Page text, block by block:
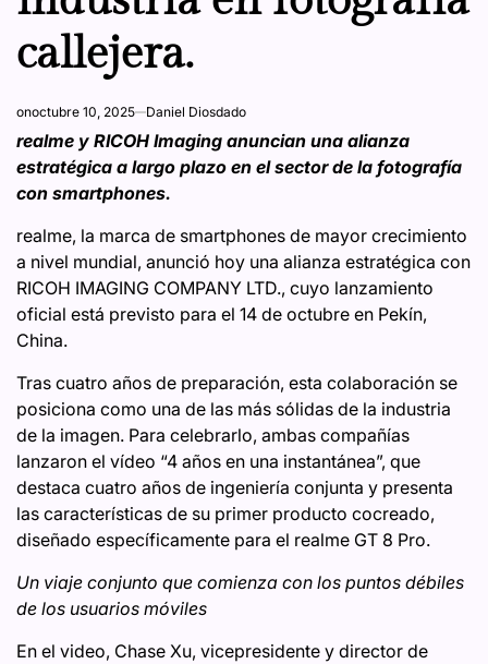
callejera.
onoctubre 10, 2025 Daniel Diosdado
realme y RICOH Imaging anuncian una alianza
estratégica a largo plazo en el sector de la fotografía
con smartphones.
realme, la marca de smartphones de mayor crecimiento
a nivel mundial, anunció hoy una alianza estratégica con
RICOH IMAGING COMPANY LTD., cuyo lanzamiento
oficial está previsto para el 14 de octubre en Pekín,
China.
Tras cuatro años de preparación, esta colaboración se
posiciona como una de las más sólidas de la industria
de la imagen. Para celebrarlo, ambas compañías
lanzaron el vídeo “4 años en una instantánea”, que
destaca cuatro años de ingeniería conjunta y presenta
las características de su primer producto cocreado,
diseñado específicamente para el realme GT 8 Pro.
Un viaje conjunto que comienza con los puntos débiles
de los usuarios móviles
En el video, Chase Xu, vicepresidente y director de